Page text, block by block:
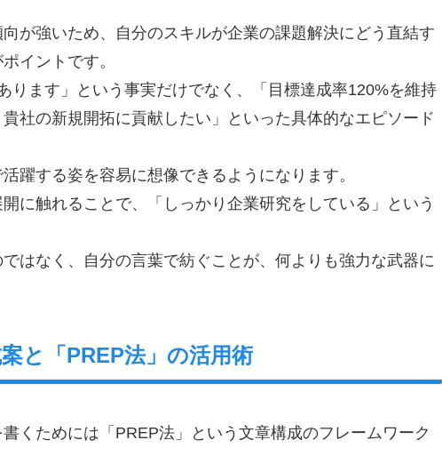
が強いため、自分のスキルが企業の課題解決にどう直結す
イントです。
ります」という事実だけでなく、「目標達成率120%を維持
社の新規開拓に貢献したい」といった具体的なエピソード
躍する姿を容易に想像できるようになります。
に触れることで、「しっかり企業研究をしている」という
はなく、自分の言葉で紡ぐことが、何よりも強力な武器に
と「PREP法」の活用術
くためには「PREP法」という文章構成のフレームワーク